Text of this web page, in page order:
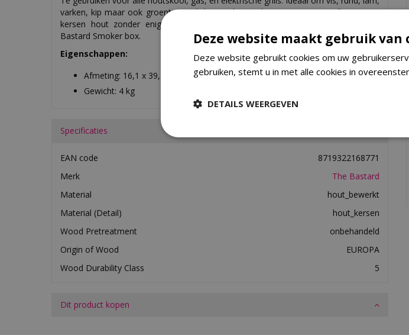
varken, kip maar ook groente een lichte rook smaak te geven. Bevat alleen 100%
kersen hout zonder enige toevoegingen en prima te gebruiken met een The
Bastard Smoker box.
Eigenschappen:
Afmeting: 16,1 x 39,2 x 26,1 cm
Gewicht: 4 kg
Specificaties
EAN code
8719322168771
Merk
The Bastard
Material
hout_bewerkt
Material (Detail)
hout_kersen
Wood Pretreatment
onbehandeld
Origin of Wood
EUROPA
Wood Durability Class
5
Dit product kopen
Deze website maakt gebruik van
Deze website gebruikt cookies om uw
gebruiken, stemt u in met alle cookies in
DETAILS WEERGEVEN